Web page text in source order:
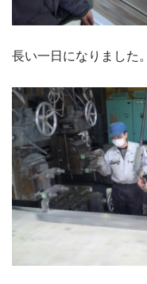
長い一日になりました。